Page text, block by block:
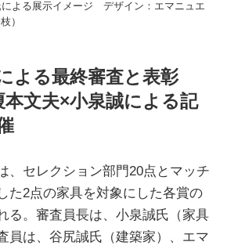
による展示イメージ デザイン：エマニュエ
）
よる最終審査と表彰
本文夫×小泉誠による記
、セレクション部門20点とマッチ
た2点の家具を対象にした各賞の
る。審査員長は、小泉誠氏（家具
員は、谷尻誠氏（建築家）、エマ